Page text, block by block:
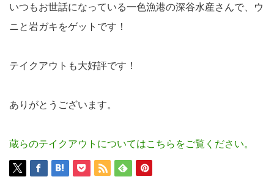
いつもお世話になっている一色漁港の深谷水産さんで、ウ
ニと岩ガキをゲットです！
テイクアウトも大好評です！
ありがとうございます。
蔵らのテイクアウトについてはこちらをご覧ください。